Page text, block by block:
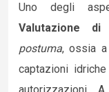
Uno degli
Valutazione di
postuma, ossia
captazioni